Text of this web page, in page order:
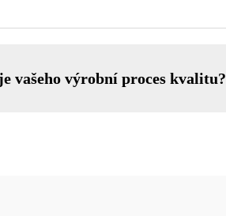
vašeho výrobní proces kvalitu?